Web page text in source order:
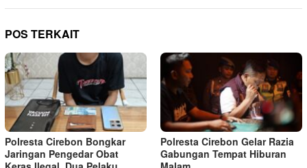
POS TERKAIT
Polresta Cirebon Bongkar
Jaringan Pengedar Obat
Polresta Cirebon Gelar Razia
Gabungan Tempat Hiburan